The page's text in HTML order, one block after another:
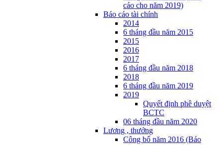
cáo cho năm 2019)
Báo cáo tài chính
2014
6 tháng đầu năm 2015
2015
2016
2017
6 tháng đầu năm 2018
2018
6 tháng đầu năm 2019
2019
Quyết định phê duyệt
BCTC
06 tháng đầu năm 2020
Lương , thưởng
Công bố năm 2016 (Báo